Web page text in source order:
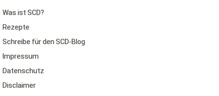
Was ist SCD?
Rezepte
Schreibe für den SCD-Blog
Impressum
Datenschutz
Disclaimer